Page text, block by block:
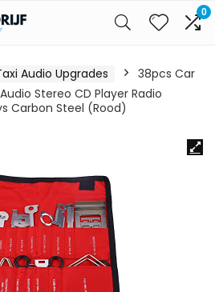
0
Audio Upgrades
38pcs Car
Stereo CD Player Radio
Carbon Steel (Rood)